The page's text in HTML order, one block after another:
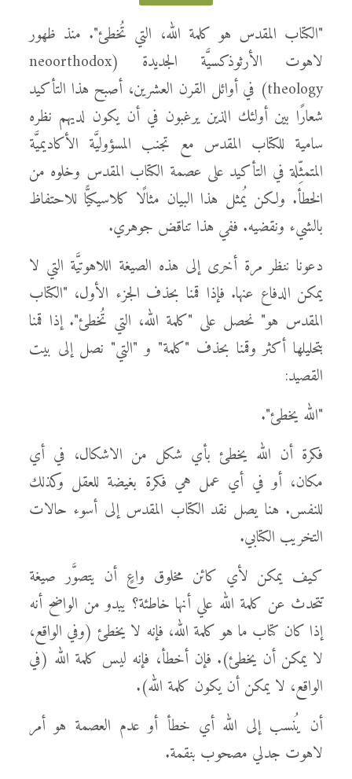
"الكتاب المقدس هو كلمة الله، التي تُخطئ". منذ ظهور
لاهوت الأرثوذكسيَّة الجديدة (neoorthodox
theology) في أوائل القرن العشرين، أصبح هذا التأكيد
شعارًا بين أولئك الذين يرغبون في أن يكون لديهم نظره
سامية للكتاب المقدس مع تجنب المسؤوليَّة الأكاديميَّة
المتمثِّلة في التأكيد على عصمة الكتاب المقدس وخلوه من
الخطأ. ولكن يُمثل هذا البيان مثالًا كلاسيكيًّا للاحتفاظ
بالشيء ونقضيه. ففي هذا تناقض جوهري.
دعونا ننظر مرة أخرى إلى هذه الصيغة اللاهوتيَّة التي لا
يمكن الدفاع عنها. فإذا قمنا بحذف الجزء الأول، "الكتاب
المقدس هو" نحصل على "كلمة الله، التي تُخطئ". إذا قمنا
بتحليلها أكثر وقمنا بحذف "كلمة" و "التي" نصل إلى بيت
القصيد:
"الله يخطئ".
فكرة أن الله يخطئ بأي شكل من الاشكال، في أي
مكان، أو في أي عمل هي فكرة بغيضة للعقل وكذلك
للنفس. هنا يصل نقد الكتاب المقدس إلى أسوء حالات
التخريب الكتابي.
كيف يمكن لأي كائن مخلوق واعٍ أن يتصوَّر صيغة
تتحدث عن كلمة الله علي أنها خاطئة؟ يبدو من الواضح أنه
إذا كان كتاب ما هو كلمة الله، فإنه لا يخطئ (وفي الواقع،
لا يمكن أن يخطئ). فإن أخطأ، فإنه ليس كلمة الله (في
الواقع، لا يمكن أن يكون كلمة الله).
أن يُنسب إلى الله أي خطأ أو عدم العصمة هو أمر
لاهوت جدلي مصحوب بنقمة.